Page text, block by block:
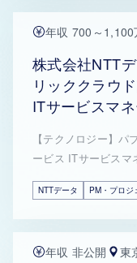
年収 700～1,100
株式会社NTT
リッククラウ
ITサービスマ
【テクノロジー】
ービス ITサービスマ
NTTデータ PM・プロジ
年収 非公開 東